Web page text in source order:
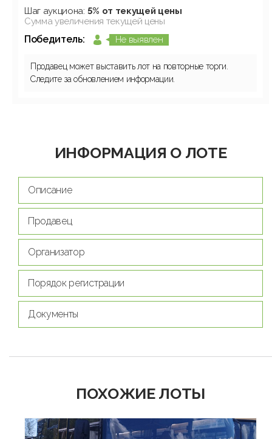
Шаг аукциона: 5% от текущей цены
Сумма увеличения текущей цены
Победитель: Не выявлен
Продавец может выставить лот на повторные торги.
Следите за обновлением информации.
ИНФОРМАЦИЯ О ЛОТЕ
Описание
Продавец
Организатор
Порядок регистрации
Документы
ПОХОЖИЕ ЛОТЫ